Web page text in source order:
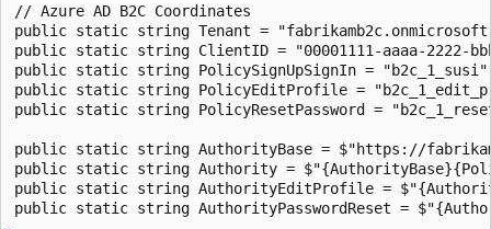
// Azure AD B2C Coordinates
public static string Tenant =
public static string ClientID = "00001111-aaaa-2222-
public static string PolicySignUpSignIn =
public static string PolicyEditProfile =
public static string PolicyResetPassword =
public static string AuthorityBase = $"https://
public static string Authority =
public static string AuthorityEditProfile =